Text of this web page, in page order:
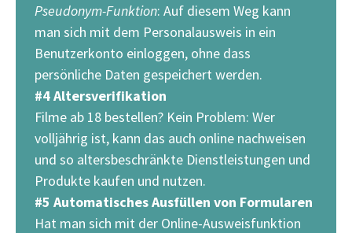
Pseudonym-Funktion: Auf diesem Weg kann
man sich mit dem Personalausweis in ein
Benutzerkonto einloggen, ohne dass
persönliche Daten gespeichert werden.
#4 Altersverifikation
Filme ab 18 bestellen? Kein Problem: Wer
volljährig ist, kann das auch online nachweisen
und so altersbeschränkte Dienstleistungen und
Produkte kaufen und nutzen.
#5 Automatisches Ausfüllen von Formularen
Hat man sich mit der Online-Ausweisfunktion